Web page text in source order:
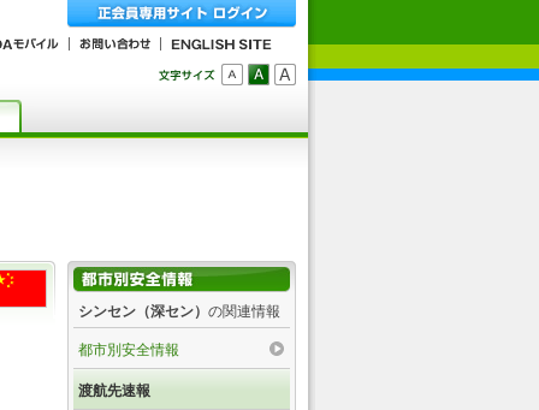
シンセン（深セン） の関連情報
都市別安全情報
渡航先速報